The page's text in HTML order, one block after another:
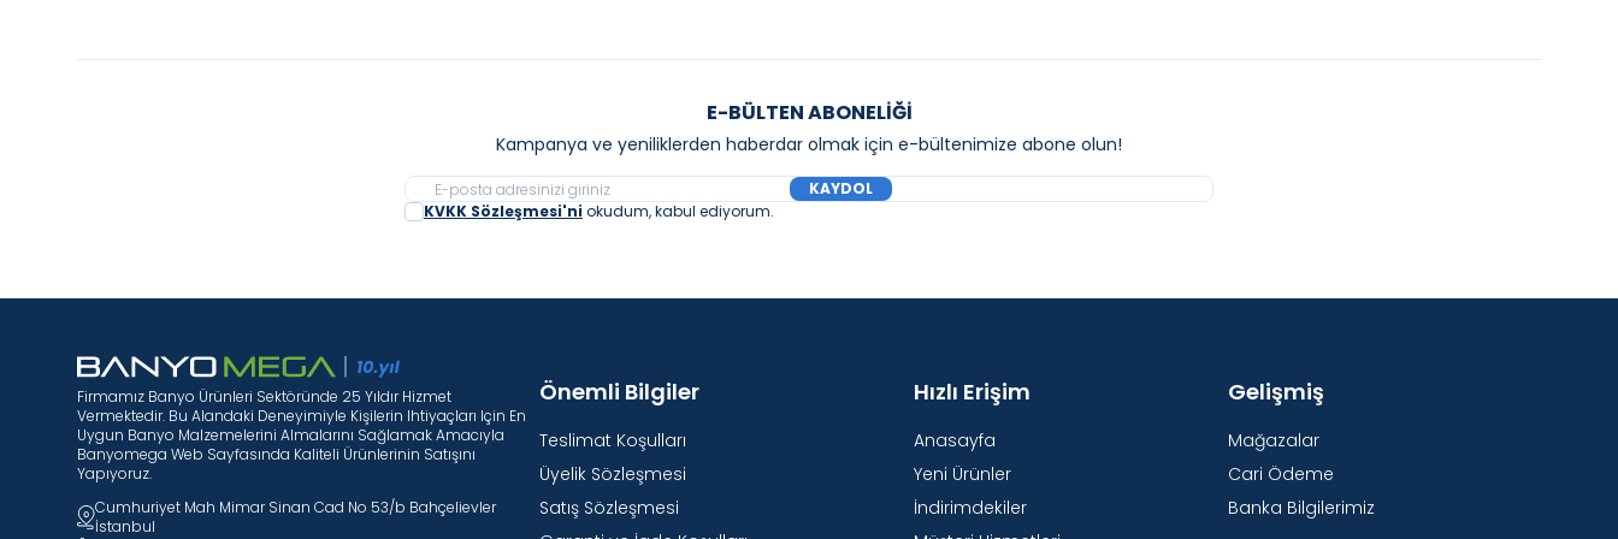
E-BÜLTEN ABONELIĞI
Kampanya ve yeniliklerden haberdar olmak için e-bültenimize abone olun!
KAYDOL
KVKK Sözleşmesi'ni okudum, kabul ediyorum.
Firmamız Banyo Ürünleri Sektöründe 25 Yıldır Hizmet
Vermektedir. Bu Alandaki Deneyimiyle Kişilerin Ihtiyaçları Için En
Uygun Banyo Malzemelerini Almalarını Sağlamak Amacıyla
Banyomega Web Sayfasında Kaliteli Ürünlerinin Satışını
Yapıyoruz.
Cumhuriyet Mah Mimar Sinan Cad No 53/b Bahçelievler
İstanbul
Önemli Bilgiler
Teslimat Koşulları
Üyelik Sözleşmesi
Satış Sözleşmesi
Hızlı Erişim
Anasayfa
Yeni Ürünler
İndirimdekiler
Gelişmiş
Mağazalar
Cari Ödeme
Banka Bilgilerimiz